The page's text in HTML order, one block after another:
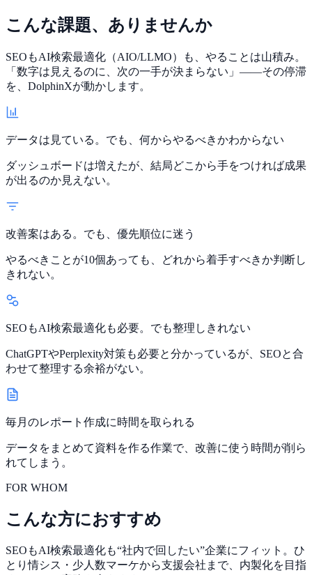
こんな課題、ありませんか
SEOもAI検索最適化（AIO/LLMO）も、やることは山積み。
「数字は見えるのに、次の一手が決まらない」 ——その停滞
を、DolphinXが動かします。
データは見ている。でも、何からやるべきかわからない
ダッシュボードは増えたが、結局どこから手をつければ成果
が出るのか見えない。
改善案はある。でも、優先順位に迷う
やるべきことが10個あっても、どれから着手すべきか判断し
きれない。
SEOもAI検索最適化も必要。でも整理しきれない
ChatGPTやPerplexity対策も必要と分かっているが、SEOと合
わせて整理する余裕がない。
毎月のレポート作成に時間を取られる
データをまとめて資料を作る作業で、改善に使う時間が削ら
れてしまう。
FOR WHOM
こんな方におすすめ
SEOもAI検索最適化も“社内で回したい”企業にフィット。ひ
とり情シス・少人数マーケから支援会社まで、内製化を目指